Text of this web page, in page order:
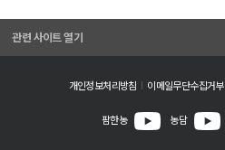
개인정보처리방침 이메일무단수집거부
팜한농 농담
관련 사이트 열기